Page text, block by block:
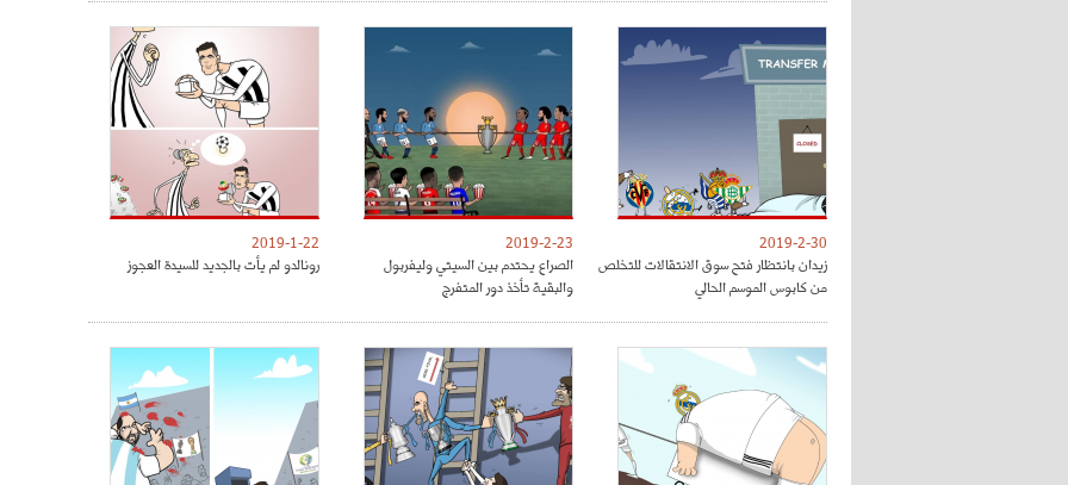
2019-2-30
زيدان بانتظار فتح سوق الانتقالات للتخلص
من كابوس الموسم الحالي
2019-2-23
الصراع يحتدم بين السيتي وليفربول
والبقية تأخذ دور المتفرج
2019-1-22
رونالدو لم يأت بالجديد للسيدة العجوز